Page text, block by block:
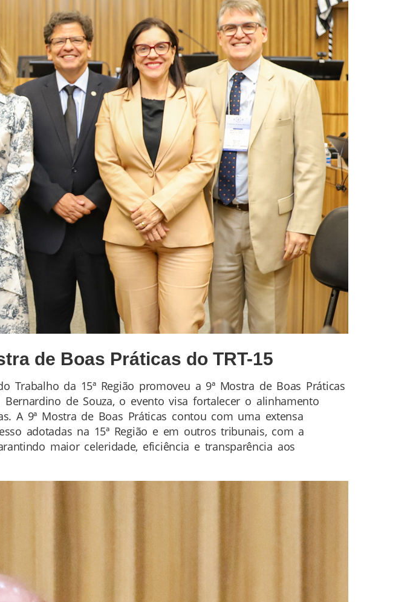
de Boas Práticas do TRT-15
Trabalho da 15ª Região promoveu a 9ª Mostra de Boas Práticas
de Souza, o evento visa fortalecer o alinhamento
A 9ª Mostra de Boas Práticas contou com uma extensa
adotadas na 15ª Região e em outros tribunais, com a
maior celeridade, eficiência e transparência aos